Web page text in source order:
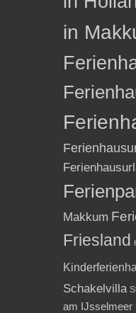
in
Makkum
Friesland
Schakelvilla
am IJsselmeer